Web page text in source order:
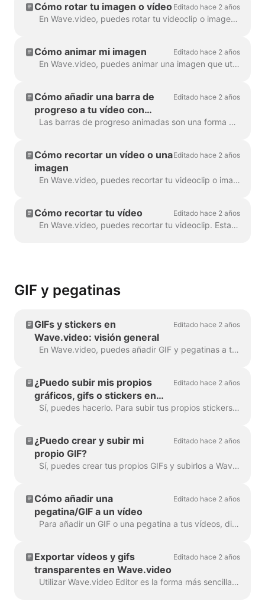
Cómo rotar tu imagen o vídeo Editado hace 2 años
En Wave.video, puedes rotar tu videoclip o imagen. Para rotar el videoclip/imagen, dirígete al paso " Editar" y elige la ...
Cómo animar mi imagen Editado hace 2 años
En Wave.video, puedes animar una imagen que utilices como fondo. Esto dará a tus vídeos un aspecto fresco y más atractivo. Para animar un fondo...
Cómo añadir una barra de
progreso a tu vídeo con
Wave.video
Editado hace 2 años
Las barras de progreso animadas son una forma estupenda de mantener la atención de los espectadores y aumentar el tiempo de visionado de tus vídeos. Aprende a añadir una barra de progreso dinámica a...
Cómo recortar un vídeo o una
imagen
Editado hace 2 años
En Wave.video, puedes recortar tu videoclip o imagen. Esta función funciona para los videoclips/imágenes que subas al creador de vídeo y para los que elijas...
Cómo recortar tu vídeo Editado hace 2 años
En Wave.video, puedes recortar tu videoclip. Esta función funciona tanto para los videoclips que subas al editor de vídeo como para los que elijas...
GIF y pegatinas
GIFs y stickers en
Wave.video: visión general
Editado hace 2 años
En Wave.video, puedes añadir GIF y pegatinas a tus vídeos. De esta forma, puedes hacerlos más atractivos, personalizados y atrayentes para tu audiencia. P...
¿Puedo subir mis propios
gráficos, gifs o stickers en
Wave.video?
Editado hace 2 años
Sí, puedes hacerlo. Para subir tus propios stickers, ve al paso "Overlays & Stickers" en el menú de la izquierda y haz clic en la pestaña "Media" -> "Uploads" Puedes a...
¿Puedo crear y subir mi
propio GIF?
Editado hace 2 años
Sí, puedes crear tus propios GIFs y subirlos a Wave.video. Aquí tienes un útil artículo sobre cómo crear tus propios GIFs. Una vez leído tu GIF...
Cómo añadir una
pegatina/GIF a un vídeo
Editado hace 2 años
Para añadir un GIF o una pegatina a tus vídeos, dirígete al paso Superposiciones y pegatinas del menú de la izquierda. Verás todos los a...
Exportar vídeos y gifs
transparentes en Wave.video
Editado hace 2 años
Utilizar Wave.video Editor es la forma más sencilla de crear o personalizar elementos de marca o transparentes para tu vídeo, superposiciones personalizadas, ...